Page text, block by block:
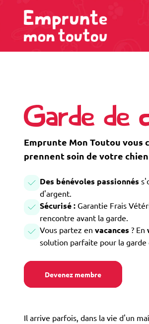
Garde de
Emprunte Mon Toutou vous
prennent soin de votre
Des bénévoles passionnés
d'argent.
Sécurisé : Garantie Frais
rencontre avant la garde.
Vous partez en vacances ? En
solution parfaite pour la
Devenez membre
Il arrive parfois, dans la vie d'un